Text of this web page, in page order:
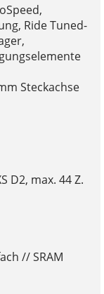
Ride Tuned-
Steckachse
D2, max. 44 Z.
// SRAM